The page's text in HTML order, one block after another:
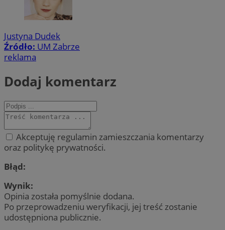
Justyna Dudek
Źródło: UM Zabrze
reklama
Dodaj komentarz
Akceptuję regulamin zamieszczania komentarzy
oraz politykę prywatności.
Błąd:
Wynik:
Opinia została pomyślnie dodana.
Po przeprowadzeniu weryfikacji, jej treść zostanie
udostępniona publicznie.